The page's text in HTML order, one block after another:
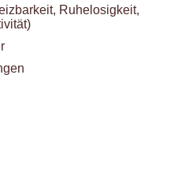
Ruhelosigkeit,